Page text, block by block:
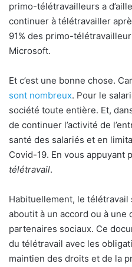
primo-télétravailleurs a
continuer à télétravailler
91% des primo-
Microsoft.
Et c’est une bonne chose.
sont nombreux. Pour le
société toute entière. Et,
de continuer l’activité de
santé des salariés et en
Covid-19. En vous appuyant
télétravail.
Habituellement, le télétravail
aboutit à un accord ou à une
partenaires sociaux. Ce
du télétravail avec les
maintien des droits et de la